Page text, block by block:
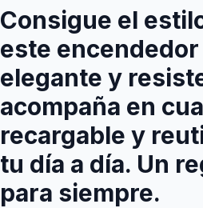
Consigue el
este
elegante y
acompaña en
recargable y
tu día a día. Un
para siempre.